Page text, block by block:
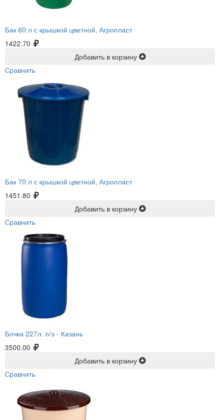
Бак 60 л с крышкой цветной, Агропласт
1422.70
Добавить в корзину
Сравнить
Бак 70 л с крышкой цветной, Агропласт
1451.80
Добавить в корзину
Сравнить
Бочка 227л. п/э - Казань
3500.00
Добавить в корзину
Сравнить